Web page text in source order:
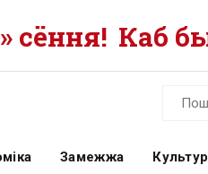
сёння! Каб
Замежжа